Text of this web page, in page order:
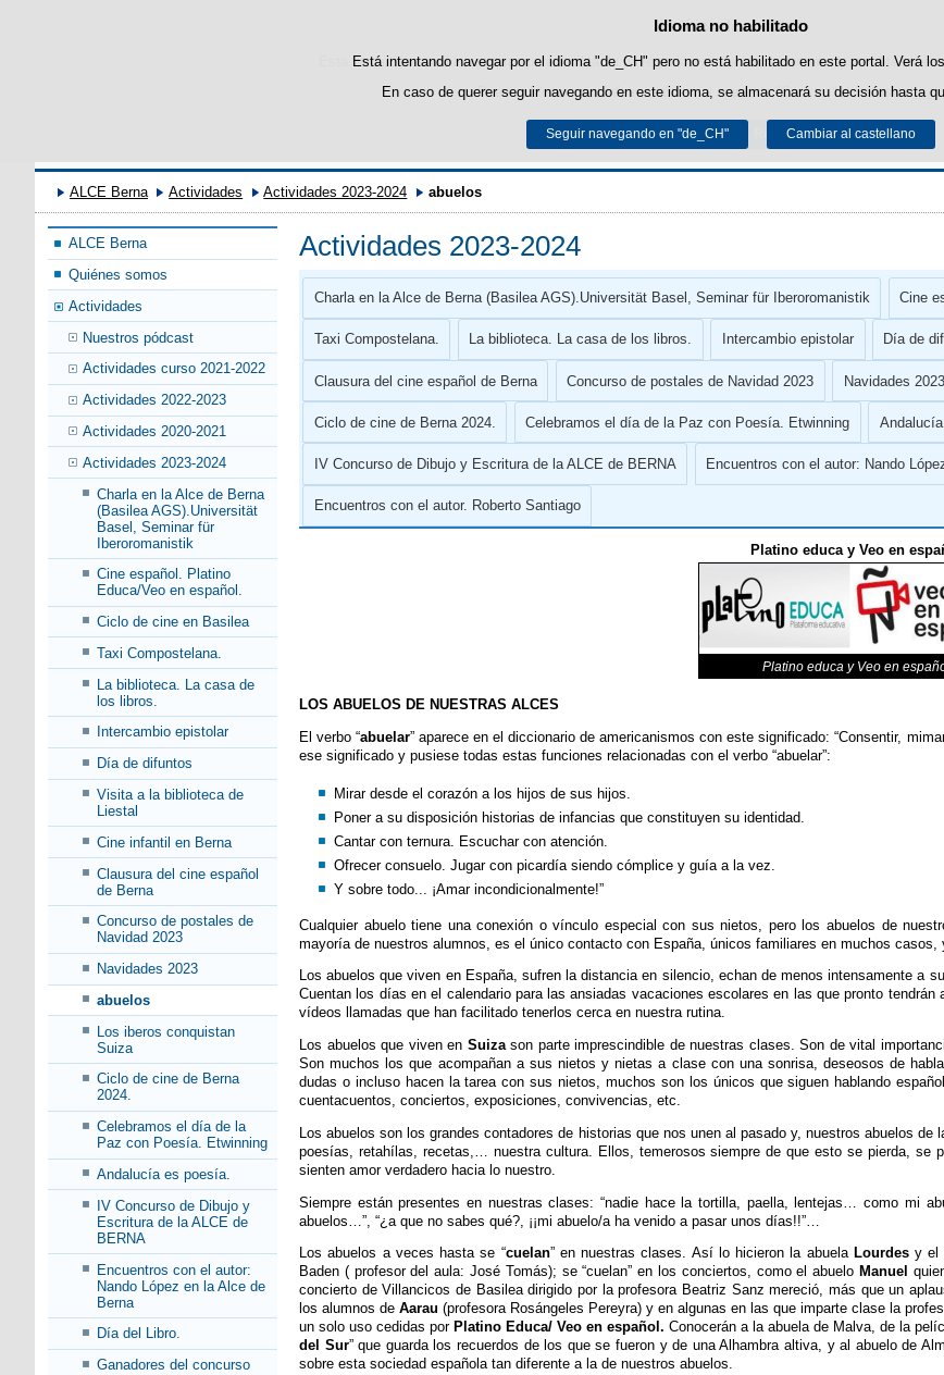
Política de cookies
Esta web utiliza cookies propias para facilitar la navegación y cookies de terceros para obtener
Puede obtener más información en el apartado "Cookies" de nuestro
Aceptar Rechazar
Idioma no habilitado
Está intentando navegar por el idioma "de_CH" pero no está habilitado en este portal. Verá
En caso de querer seguir navegando en este idioma, se almacenará su decisión hasta
Seguir navegando en "de_CH" Cambiar al castellano
Saltar al contenido
ALCE-Berna
ALCE Berna Actividades Actividades 2023-2024 abuelos
ALCE Berna
Quiénes somos
Actividades
Nuestros pódcast
Actividades curso 2021-2022
Actividades 2022-2023
Actividades 2020-2021
Actividades 2023-2024
Charla en la Alce de Berna
(Basilea AGS).Universität
Basel, Seminar für
Iberoromanistik
Cine español. Platino
Educa/Veo en español.
Ciclo de cine en Basilea
Taxi Compostelana.
La biblioteca. La casa de
los libros.
Intercambio epistolar
Día de difuntos
Visita a la biblioteca de
Liestal
Cine infantil en Berna
Clausura del cine español
de Berna
Concurso de postales de
Navidad 2023
Navidades 2023
abuelos
Los iberos conquistan
Suiza
Ciclo de cine de Berna
2024.
Celebramos el día de la
Paz con Poesía. Etwinning
Andalucía es poesía.
IV Concurso de Dibujo y
Escritura de la ALCE de
BERNA
Encuentros con el autor:
Nando López en la Alce de
Berna
Día del Libro.
Ganadores del concurso
Actividades 2023-2024
Charla en la Alce de Berna (Basilea AGS).Universität Basel, Seminar für Iberoromanistik Cine
Taxi Compostelana. La biblioteca. La casa de los libros. Intercambio epistolar Día de
Clausura del cine español de Berna Concurso de postales de Navidad 2023 Navidades 2023
Ciclo de cine de Berna 2024. Celebramos el día de la Paz con Poesía. Etwinning
IV Concurso de Dibujo y Escritura de la ALCE de BERNA Encuentros con el autor: Nando
Encuentros con el autor. Roberto Santiago
Platino educa y Veo en
Platino educa y Veo en
LOS ABUELOS DE NUESTRAS ALCES
El verbo “abuelar” aparece en el diccionario de americanismos con este significado: “Consentir,
ese significado y pusiese todas estas funciones relacionadas con el verbo “abuelar”:
Mirar desde el corazón a los hijos de sus hijos.
Poner a su disposición historias de infancias que constituyen su identidad.
Cantar con ternura. Escuchar con atención.
Ofrecer consuelo. Jugar con picardía siendo cómplice y guía a la vez.
Y sobre todo... ¡Amar incondicionalmente!”
Cualquier abuelo tiene una conexión o vínculo especial con sus nietos, pero los abuelos de
mayoría de nuestros alumnos, es el único contacto con España, únicos familiares en muchos
Los abuelos que viven en España, sufren la distancia en silencio, echan de menos intensamente a
Cuentan los días en el calendario para las ansiadas vacaciones escolares en las que pronto
vídeos llamadas que han facilitado tenerlos cerca en nuestra rutina.
Los abuelos que viven en Suiza son parte imprescindible de nuestras clases. Son de vital
Son muchos los que acompañan a sus nietos y nietas a clase con una sonrisa, deseosos de
dudas o incluso hacen la tarea con sus nietos, muchos son los únicos que siguen hablando
cuentacuentos, conciertos, exposiciones, convivencias, etc.
Los abuelos son los grandes contadores de historias que nos unen al pasado y, nuestros abuelos de
poesías, retahílas, recetas,… nuestra cultura. Ellos, temerosos siempre de que esto se pierda, se
sienten amor verdadero hacia lo nuestro.
Siempre están presentes en nuestras clases: “nadie hace la tortilla, paella, lentejas… como mi
abuelos…”, “¿a que no sabes qué?, ¡¡mi abuelo/a ha venido a pasar unos días!!”…
Los abuelos a veces hasta se “cuelan” en nuestras clases. Así lo hicieron la abuela Lourdesy el
Baden ( profesor del aula: José Tomás); se “cuelan” en los conciertos, como el abuelo Manuel
concierto de Villancicos de Basilea dirigido por la profesora Beatriz Sanz mereció, más que un
los alumnos de Aarau (profesora Rosángeles Pereyra) y en algunas en las que imparte clase la
un solo uso cedidas por Platino Educa/ Veo en español. Conocerán a la abuela de Malva, de la
del Sur” que guarda los recuerdos de los que se fueron y de una Alhambra altiva, y al abuelo de
sobre esta sociedad española tan diferente a la de nuestros abuelos.